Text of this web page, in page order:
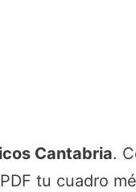
Cantabria.
tu cuadro